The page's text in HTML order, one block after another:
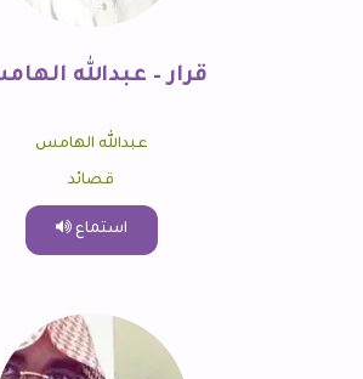
قرار – عبدالله
عبدالله الهامس
قصائد
استماع